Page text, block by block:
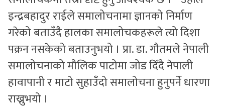
इन्द्रबहादुर राईले समालोचनामा ज्ञानको निर्माण
गरेको बताउँदै हालका समालोचकहरूले त्यो दिशा
पक्रन नसकेको बताउनुभयो । प्रा. डा. गौतमले नेपाली
समालोचनाको मौलिक पाटोमा जोड दिँदै नेपाली
हावापानी र माटो सुहाउँदो समालोचना हुनुपर्ने धारणा
राख्नुभयो ।